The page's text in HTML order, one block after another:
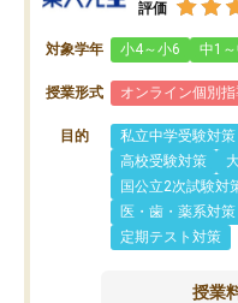
評価
対象学年 小4～小6 中1
授業形式 オンライン個別
目的 私立中学受験対策
高校受験対策
国公立2次試験対
医・歯・薬系対策
定期テスト対策
授業